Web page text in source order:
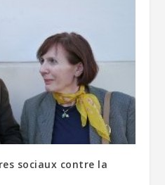
sociaux contre la